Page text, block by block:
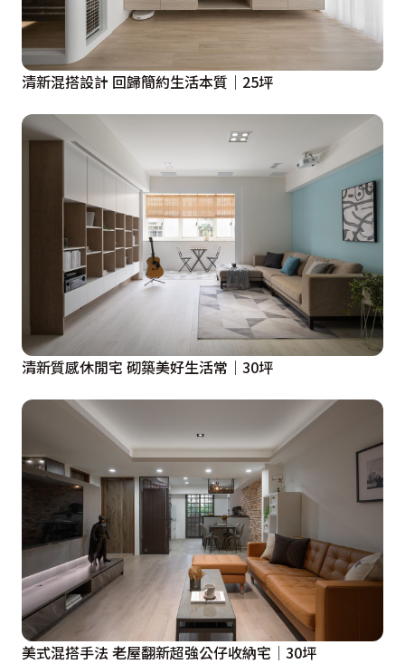
清新混搭設計 回歸簡約生活本質│25坪
清新質感休閒宅 砌築美好生活常│30坪
美式混搭手法 老屋翻新超強公仔收納宅│30坪